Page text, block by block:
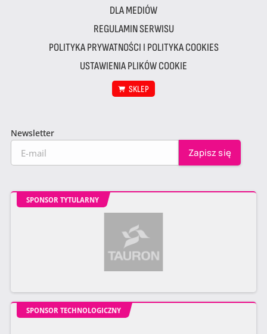
DLA MEDIÓW
REGULAMIN SERWISU
POLITYKA PRYWATNOŚCI I POLITYKA COOKIES
USTAWIENIA PLIKÓW COOKIE
SKLEP
Newsletter
SPONSOR TYTULARNY
SPONSOR TECHNOLOGICZNY